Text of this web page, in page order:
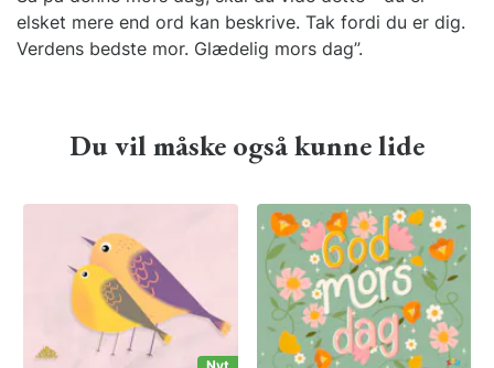
elsket mere end ord kan beskrive. Tak fordi du er dig.
Verdens bedste mor. Glædelig mors dag”.
Du vil måske også kunne lide